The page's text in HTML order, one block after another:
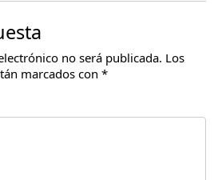
no será publicada. Los
marcados con *